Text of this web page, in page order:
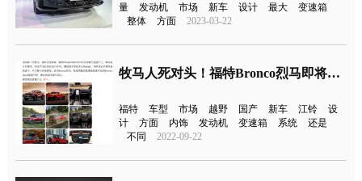
量
发动机 市场 新车 设计 最大
变速箱
整体
方面 2023-03-22
牧马人死对头！福特Bronco烈马即将国产
福特 车型 市场 越野 国产 新车 江铃
设
计
方面 内饰 发动机 变速箱 系统
还是
不同
2022-09-22